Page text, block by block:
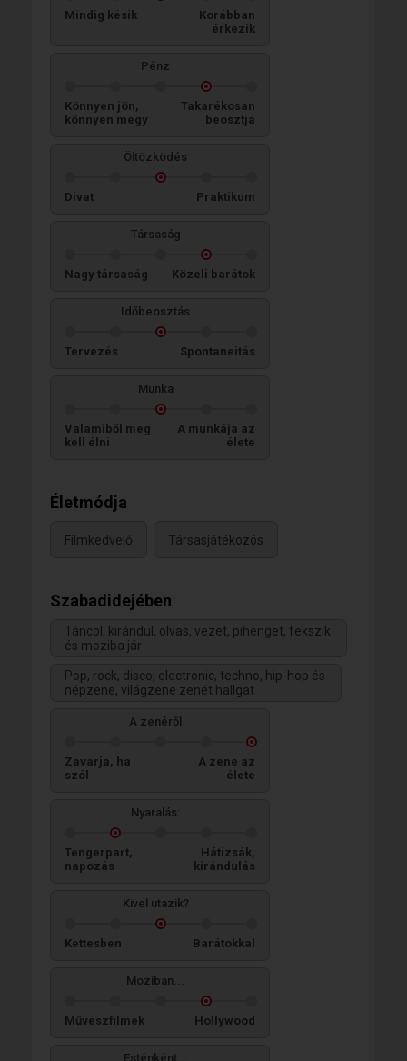
Mindig késik
Korábban
érkezik
Pénz
Könnyen jön,
könnyen megy
Takarékosan
beosztja
Öltözködés
Divat Praktikum
Társaság
Nagy társaság Közeli barátok
Időbeosztás
Tervezés Spontaneitás
Munka
Valamiből meg
kell élni
A munkája az
élete
Életmódja
Filmkedvelő Társasjátékozós
Szabadidejében
Táncol, kirándul, olvas, vezet, pihenget, fekszik
és moziba jár
Pop, rock, disco, electronic, techno, hip-hop és
népzene, világzene zenét hallgat
A zenéről
Zavarja, ha
szól
A zene az
élete
Nyaralás:
Tengerpart,
napozás
Hátizsák,
kirándulás
Kivel utazik?
Kettesben Barátokkal
Moziban...
Művészfilmek Hollywood
Esténként...